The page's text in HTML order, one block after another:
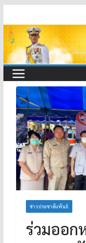
to
content
ข่าวประชาสัมพันธ์
ร่วมออก